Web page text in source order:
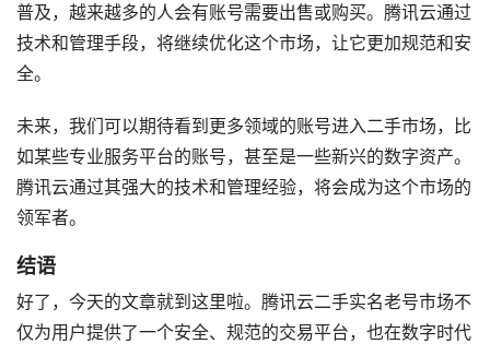
普及，越来越多的人会有账号需要出售或购买。腾讯云通过
技术和管理手段，将继续优化这个市场，让它更加规范和安
全。
未来，我们可以期待看到更多领域的账号进入二手市场，比
如某些专业服务平台的账号，甚至是一些新兴的数字资产。
腾讯云通过其强大的技术和管理经验，将会成为这个市场的
领军者。
结语
好了，今天的文章就到这里啦。腾讯云二手实名老号市场不
仅为用户提供了一个安全、规范的交易平台，也在数字时代